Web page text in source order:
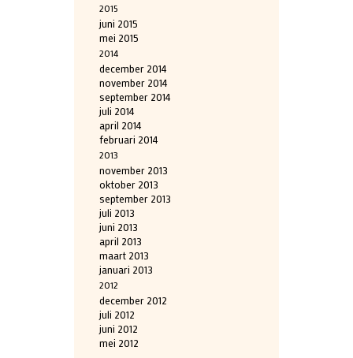
2015
juni 2015
mei 2015
2014
december 2014
november 2014
september 2014
juli 2014
april 2014
februari 2014
2013
november 2013
oktober 2013
september 2013
juli 2013
juni 2013
april 2013
maart 2013
januari 2013
2012
december 2012
juli 2012
juni 2012
mei 2012